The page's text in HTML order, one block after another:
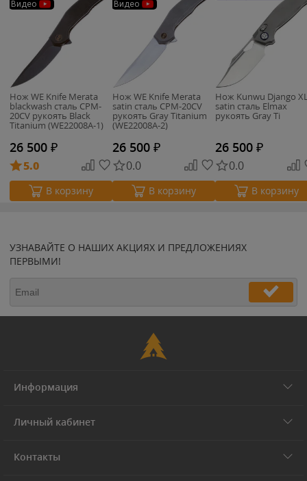
Видео
Нож WE Knife Merata
blackwash сталь CPM-
20CV рукоять Black
Titanium (WE22008A-1)
26 500 ₽
5.0
В корзину
Видео
Нож WE Knife Merata
satin сталь CPM-20CV
рукоять Gray Titanium
(WE22008A-2)
26 500 ₽
0.0
В корзину
Нож Kunwu Django
satin сталь Elmax
рукоять Gray Ti
26 500 ₽
0.0
В корзину
УЗНАВАЙТЕ О НАШИХ АКЦИЯХ И ПРЕДЛОЖЕНИЯХ
ПЕРВЫМИ!
Информация
Личный кабинет
Контакты